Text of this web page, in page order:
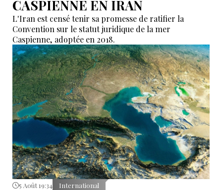
CASPIENNE EN IRAN
L'Iran est censé tenir sa promesse de ratifier la
Convention sur le statut juridique de la mer
Caspienne, adoptée en 2018.
5 Août 19:34 International